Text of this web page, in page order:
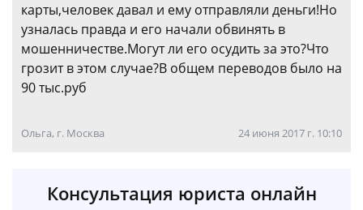
карты,человек давал и ему отправляли деньги!Но
узналась правда и его начали обвинять в
мошенничестве.Могут ли его осудить за это?Что
грозит в этом случае?В общем переводов было на
90 тыс.руб
Ольга, г. Москва 24 июня 2017 г. 10:10
Консультация юриста онлайн